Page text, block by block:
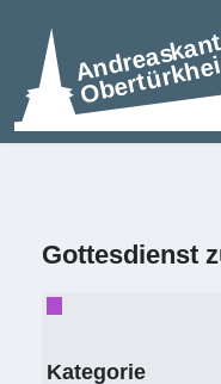
Gottesdienst
Kategorie